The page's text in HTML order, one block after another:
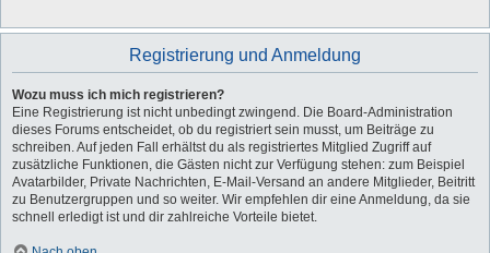
Registrierung und Anmeldung
Wozu muss ich mich registrieren?
Eine Registrierung ist nicht unbedingt zwingend. Die Board-Administration
dieses Forums entscheidet, ob du registriert sein musst, um Beiträge zu
schreiben. Auf jeden Fall erhältst du als registriertes Mitglied Zugriff auf
zusätzliche Funktionen, die Gästen nicht zur Verfügung stehen: zum Beispiel
Avatarbilder, Private Nachrichten, E-Mail-Versand an andere Mitglieder, Beitritt
zu Benutzergruppen und so weiter. Wir empfehlen dir eine Anmeldung, da sie
schnell erledigt ist und dir zahlreiche Vorteile bietet.